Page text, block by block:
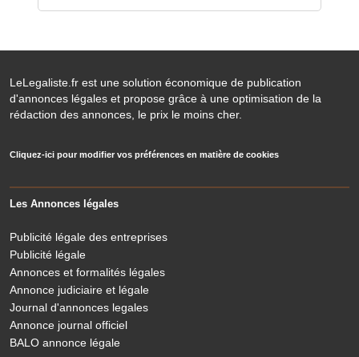
LeLegaliste.fr est une solution économique de publication
d'annonces légales et propose grâce à une optimisation de la
rédaction des annonces, le prix le moins cher.
Cliquez-ici pour modifier vos préférences en matière de cookies
Les Annonces légales
Publicité légale des entreprises
Publicité légale
Annonces et formalités légales
Annonce judiciaire et légale
Journal d'annonces legales
Annonce journal officiel
BALO annonce légale